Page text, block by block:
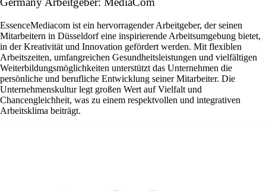
EssenceMediacom ist ein hervorragender Arbeitgeber, der seinen
Mitarbeitern in Düsseldorf eine inspirierende Arbeitsumgebung bietet,
in der Kreativität und Innovation gefördert werden. Mit flexiblen
Arbeitszeiten, umfangreichen Gesundheitsleistungen und vielfältigen
Weiterbildungsmöglichkeiten unterstützt das Unternehmen die
persönliche und berufliche Entwicklung seiner Mitarbeiter. Die
Unternehmenskultur legt großen Wert auf Vielfalt und
Chancengleichheit, was zu einem respektvollen und integrativen
Arbeitsklima beiträgt.